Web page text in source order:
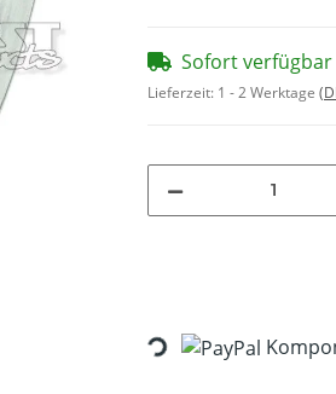
Sofort verfügbar
Lieferzeit: 1 - 2 Werktage